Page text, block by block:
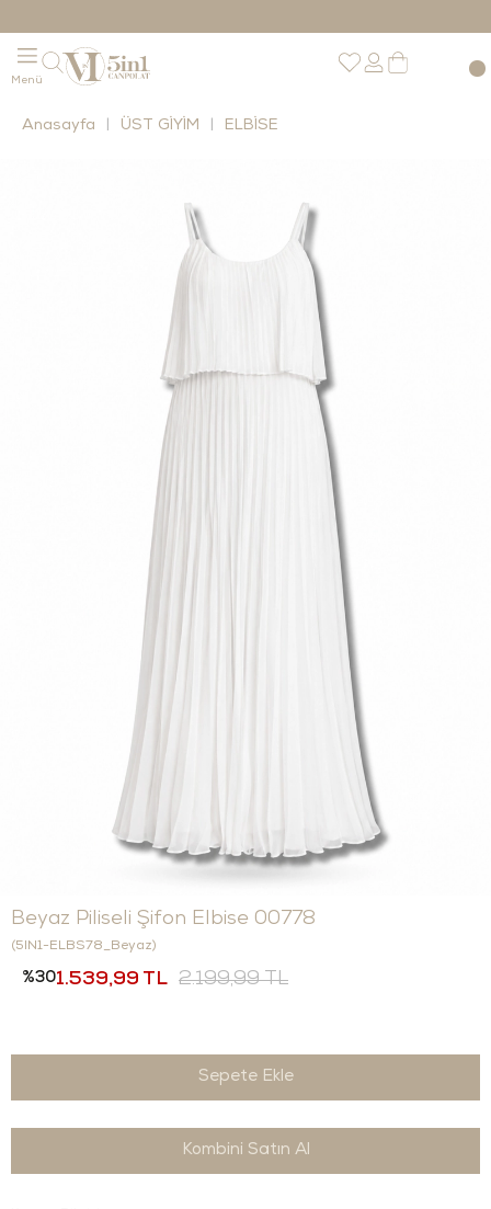
Anasayfa ÜST GİYİM ELBİSE
Beyaz Piliseli Şifon Elbise 00778
(5IN1-ELBS78_Beyaz)
30 2.199,99 TL
1.539,99 TL
Kombini Satın Al